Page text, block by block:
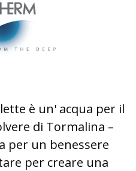
è un' acqua per il
di Tormalina –
per un benessere
per creare una